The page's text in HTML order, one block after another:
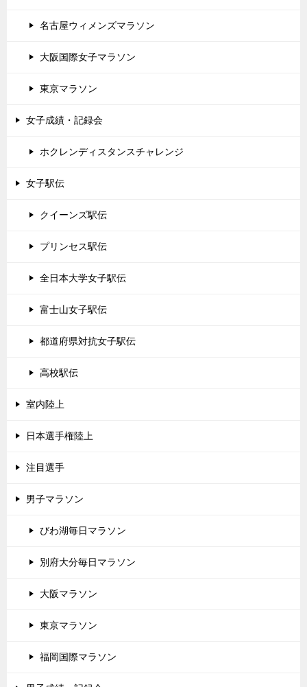
名古屋ウィメンズマラソン
大阪国際女子マラソン
東京マラソン
女子成績・記録会
ホクレンディスタンスチャレンジ
女子駅伝
クイーンズ駅伝
プリンセス駅伝
全日本大学女子駅伝
富士山女子駅伝
都道府県対抗女子駅伝
高校駅伝
室内陸上
日本選手権陸上
注目選手
男子マラソン
びわ湖毎日マラソン
別府大分毎日マラソン
大阪マラソン
東京マラソン
福岡国際マラソン